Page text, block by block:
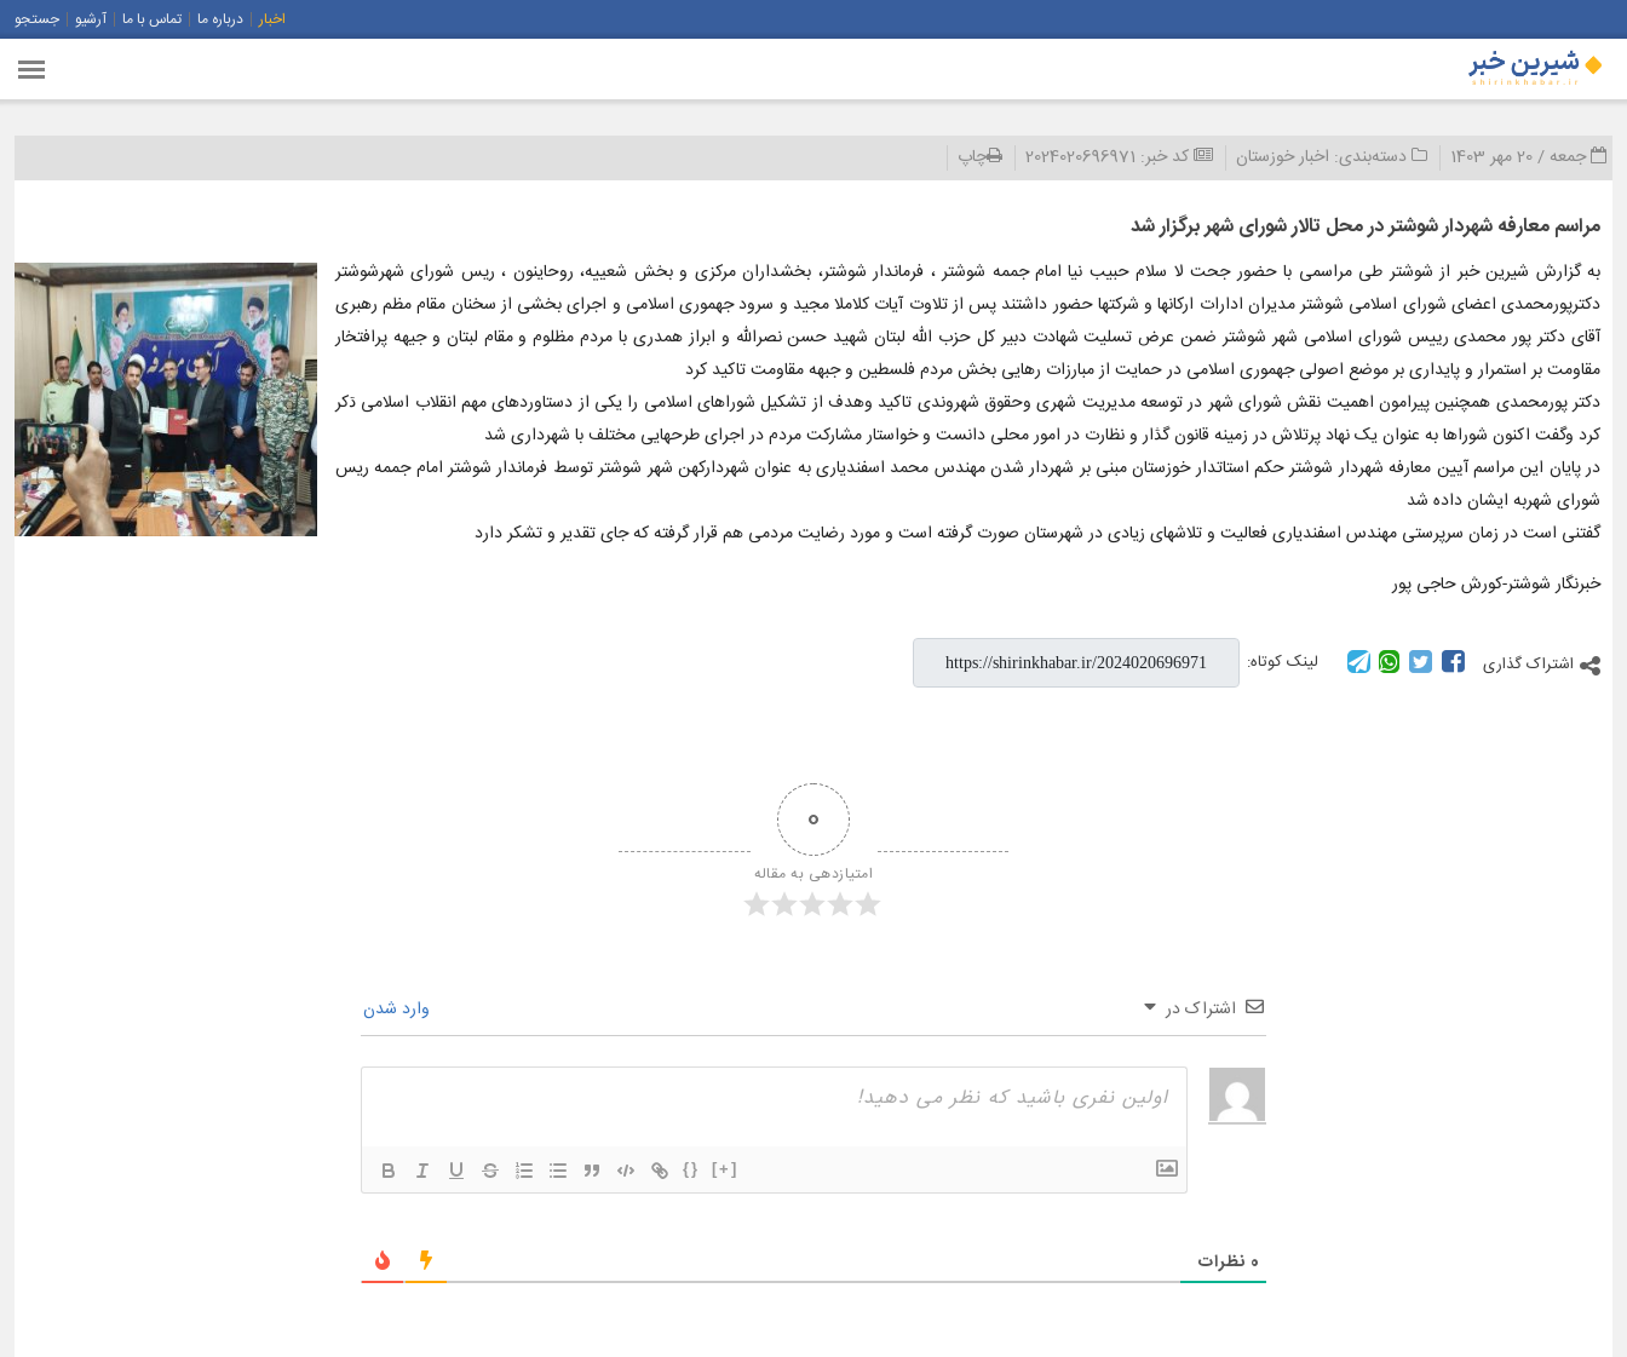
اخبار درباره ما تماس با ما آرشیو جستجو
جمعه / 20 مهر 1403 دسته‌بندی: اخبار خوزستان کد خبر: 2024020696971 چاپ
مراسم معارفه شهردار شوشتر در محل تالار شورای شهر برگزار شد
به گزارش شیرین خبر از شوشتر طی مراسمی با حضور جحت لا سلام حبیب نیا امام جممه شوشتر ، فرماندار شوشتر، بخشداران مرکزی و بخش شعییه، روحاینون ، ريس شورای شهرشوشتر
دکترپورمحمدی اعضای شورای اسلامی شوشتر مدیران ادارات ارکانها و شرکتها حضور داشتند پس از تلاوت آیات کلاملا مجید و سرود جهموری اسلامی و اجرای بخشی از سخنان مقام مظم رهبری
آقای دکتر پور محمدی رییس شورای اسلامی شهر شوشتر ضمن عرض تسلیت شهادت دبیر کل حزب الله لبتان شهید حسن نصرالله و ابراز همدری با مردم مظلوم و مقام لبتان و جیهه پرافتخار
مقاومت بر استمرار و پایداری بر موضع اصولی جهموری اسلامی در حمایت از مبارزات رهایی بخش مردم فلسطین و جبهه مقاومت تاکید کرد
دکتر پورمحمدی همچنین پیرامون اهمیت نقش شورای شهر در توسعه مدیریت شهری وحقوق شهروندی تاکید وهدف از تشکیل شوراهای اسلامی را یکی از دستاوردهای مهم انقلاب اسلامی ڌکر
کرد وگفت اکنون شوراها به عنوان یک نهاد پرتلاش در زمینه قانون گڎار و نظارت در امور محلی دانست و خواستار مشارکت مردم در اجرای طرحهایی مختلف با شهرداری شد
در پایان این مراسم آیین معارفه شهردار شوشتر حکم استاتدار خوزستان مبنی بر شهردار شدن مهندس محمد اسفندیاری به عنوان شهردارکهن شهر شوشتر توسط فرماندار شوشتر امام جممه ریس
شورای شهربه ایشان داده شد
گفتنی است در زمان سرپرستی مهندس اسفندیاری فعالیت و تلاشهای زیادی در شهرستان صورت گرفته است و مورد رضایت مردمی هم قرار گرفته که جای تقدیر و تشکر دارد
خبرنگار شوشتر-کورش حاجی پور
اشتراک گذاری لینک کوتاه:
0
امتیازدهی به مقاله
اشتراک در وارد شدن
{} [+]
0 نظرات